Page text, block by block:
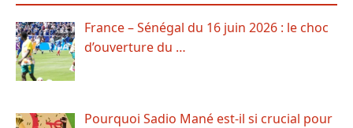
France – Sénégal du 16 juin 2026 : le choc
d’ouverture du …
Pourquoi Sadio Mané est-il si crucial pour